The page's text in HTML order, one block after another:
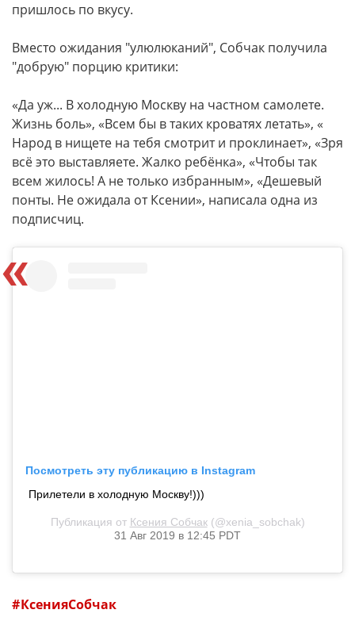
пришлось по вкусу.
Вместо ожидания "улюлюканий", Собчак получила
"добрую" порцию критики:
«Да уж... В холодную Москву на частном самолете.
Жизнь боль», «Всем бы в таких кроватях летать», «
Народ в нищете на тебя смотрит и проклинает», «Зря
всё это выставляете. Жалко ребёнка», «Чтобы так
всем жилось! А не только избранным», «Дешевый
понты. Не ожидала от Ксении», написала одна из
подписчиц.
Посмотреть эту публикацию в Instagram
Прилетели в холодную Москву!)))
Публикация от Ксения Собчак(@xenia_sobchak)
31 Авг 2019 в 12:45 PDT
КсенияСобчак